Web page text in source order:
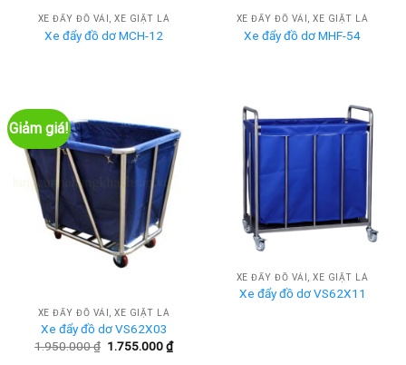
XE ĐẨY ĐỒ VẢI, XE GIẶT LÀ
Xe đẩy đồ dơ MCH-12
XE ĐẨY ĐỒ VẢI, XE GIẶT LÀ
Xe đẩy đồ dơ MHF-54
Giảm giá!
XE ĐẨY ĐỒ VẢI, XE GIẶT LÀ
Xe đẩy đồ dơ VS62X03
1.950.000₫ Giá
1.755.000₫Giá
hiện
XE ĐẨY ĐỒ VẢI, XE GIẶT LÀ
Xe đẩy đồ dơ VS62X11